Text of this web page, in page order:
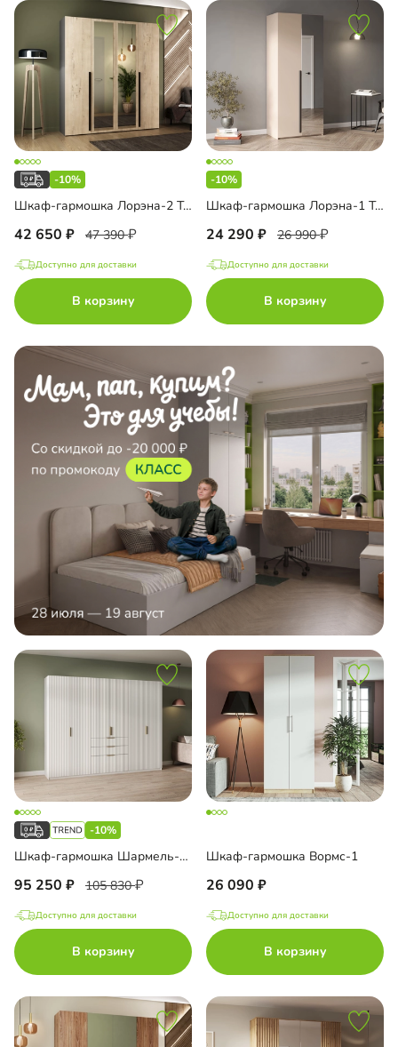
-10%
Шкаф-гармошка Лорэна-2 Тип 2
42 650 47 390
Доступно для доставки
В корзину
-10%
Шкаф-гармошка Лорэна-1 Тип 3
24 290 26 990
Доступно для доставки
В корзину
-10%
Шкаф-гармошка Шармель-4 Лайф
95 250 105 830
Доступно для доставки
В корзину
Шкаф-гармошка Вормс-1
26 090
Доступно для доставки
В корзину